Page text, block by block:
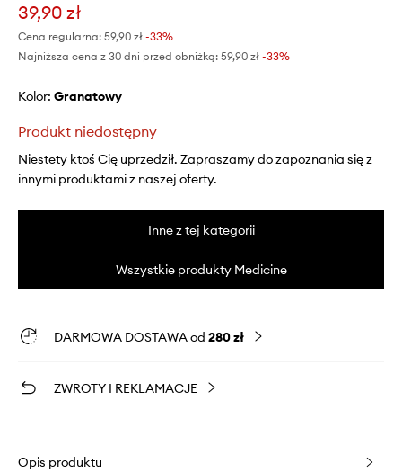
39,90 zł
Cena regularna: 59,90 zł -33%
Najniższa cena z 30 dni przed obniżką: 59,90 zł -33%
Kolor: granatowy
Produkt niedostępny
Niestety ktoś Cię uprzedził. Zapraszamy do zapoznania się z
innymi produktami z naszej oferty.
Inne z tej kategorii
Wszystkie produkty Medicine
DARMOWA DOSTAWA od 280 zł
ZWROTY I REKLAMACJE
Opis produktu